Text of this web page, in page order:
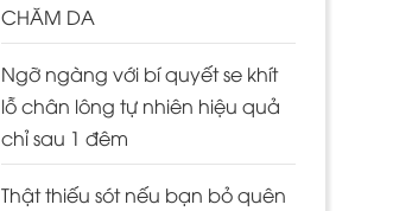
CHĂM DA
Ngỡ ngàng với bí quyết se khít
lỗ chân lông tự nhiên hiệu quả
chỉ sau 1 đêm
Thật thiếu sót nếu bạn bỏ quên